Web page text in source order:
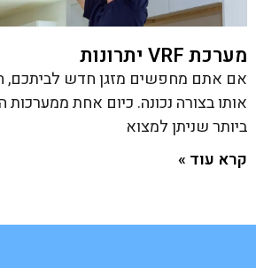
מערכת VRF יתרונות
אם אתם מחפשים מזגן חדש לביתכם,
אותו בצורה נכונה. כיום אחת ממערכות
ביותר שניתן למצוא
קרא עוד »